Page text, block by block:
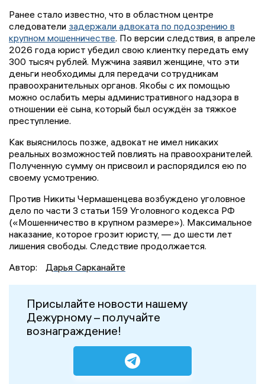
Ранее стало известно, что в областном центре
следователи задержали адвоката по подозрению в
крупном мошенничестве. По версии следствия, в апреле
2026 года юрист убедил свою клиентку передать ему
300 тысяч рублей. Мужчина заявил женщине, что эти
деньги необходимы для передачи сотрудникам
правоохранительных органов. Якобы с их помощью
можно ослабить меры административного надзора в
отношении её сына, который был осуждён за тяжкое
преступление.
Как выяснилось позже, адвокат не имел никаких
реальных возможностей повлиять на правоохранителей.
Полученную сумму он присвоил и распорядился ею по
своему усмотрению.
Против Никиты Чермашенцева возбуждено уголовное
дело по части 3 статьи 159 Уголовного кодекса РФ
(«Мошенничество в крупном размере»). Максимальное
наказание, которое грозит юристу, — до шести лет
лишения свободы. Следствие продолжается.
Автор:
Дарья Сарканайте
Присылайте новости нашему
Дежурному – получайте
вознаграждение!